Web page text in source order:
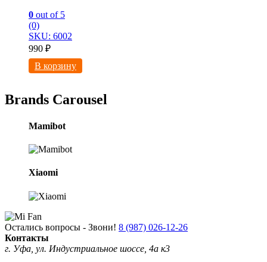
0 out of 5
(0)
SKU: 6002
990 ₽
В корзину
Brands Carousel
Mamibot
Xiaomi
Остались вопросы - Звони! 8 (987) 026-12-26
Контакты
г. Уфа, ул. Индустриальное шоссе, 4а к3